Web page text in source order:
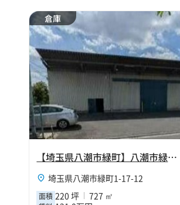
倉庫
【埼玉県八潮市緑町】八潮市緑町1丁目220坪倉庫
埼玉県八潮市緑町1-17-12
面積 220 坪 727 ㎡